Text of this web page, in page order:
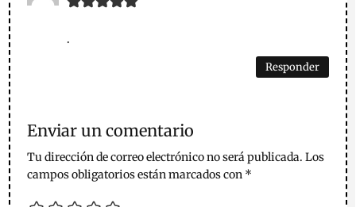
.
Responder
Enviar un comentario
Tu dirección de correo electrónico no será publicada. Los
campos obligatorios están marcados con *